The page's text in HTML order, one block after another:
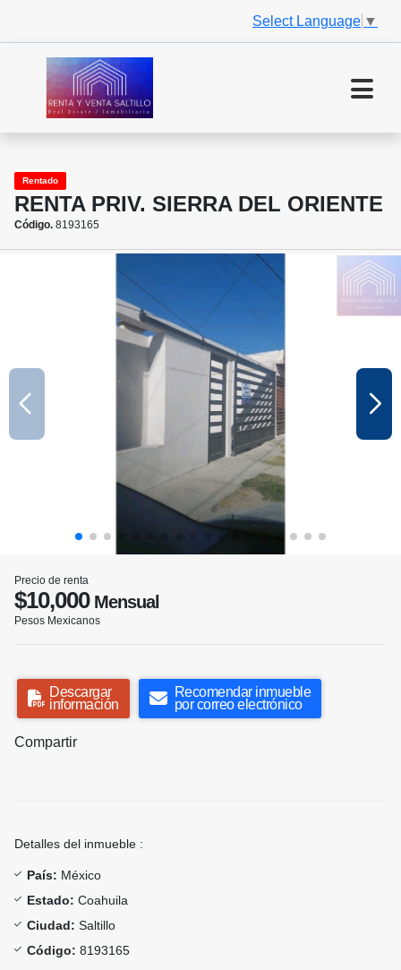
Select Language ▼
Rentado
RENTA PRIV. SIERRA DEL ORIENTE
Código. 8193165
Precio de renta
$10,000Mensual
Pesos Mexicanos
Descargar
información
Recomendar inmueble
por correo electrónico
Compartir
Detalles del inmueble :
País: México
Estado: Coahuila
Ciudad: Saltillo
Código: 8193165